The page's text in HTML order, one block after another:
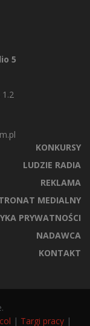
5
1.2
KONKURSY
LUDZIE RADIA
REKLAMA
MEDIALNY
PRYWATNOŚCI
NADAWCA
KONTAKT
| Targi pracy |